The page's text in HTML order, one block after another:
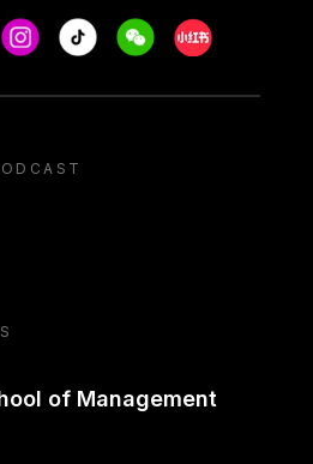
Instagram
Tiktok WeechatXiaohongshu/
of Management